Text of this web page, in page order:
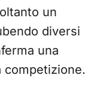
un
diversi
una
competizione.